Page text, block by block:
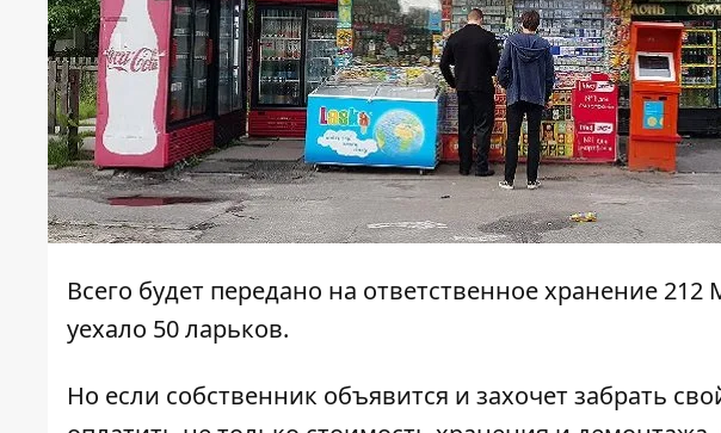
Всего будет передано на ответственное хранение
уехало 50 ларьков.
Но если собственник объявится и захочет забрать